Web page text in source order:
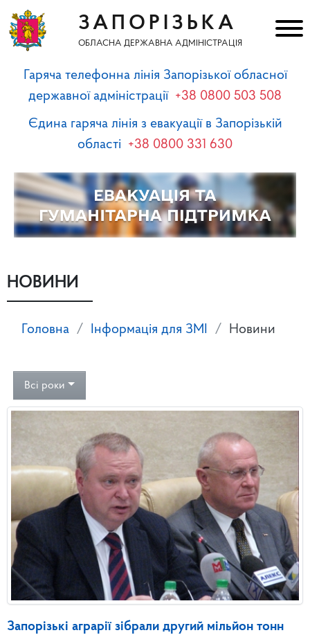
ЗАПОРІЗЬКА
ОБЛАСНА ДЕРЖАВНА АДМІНІСТРАЦІЯ
Гаряча телефонна лінія Запорізької обласної
державної адміністрації +38 0800 503 508
Єдина гаряча лінія з евакуації в Запорізькій
області +38 0800 331 630
НОВИНИ
Головна Інформація для ЗМІ Новини
Всі роки
Запорізькі аграрії зібрали другий мільйон тонн